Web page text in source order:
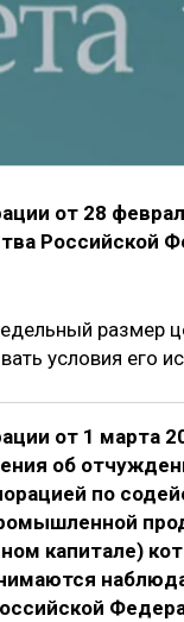
от 28
Российской
размер
условия его
от 1 марта
об
по
капитале)